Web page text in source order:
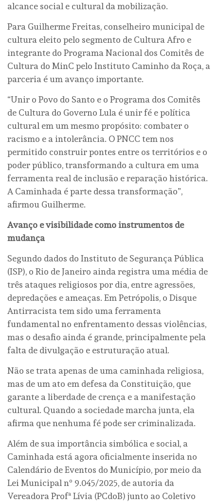
alcance social e cultural da mobilização.
Para Guilherme Freitas, conselheiro municipal de
cultura eleito pelo segmento de Cultura Afro e
integrante do Programa Nacional dos Comitês de
Cultura do MinC pelo Instituto Caminho da Roça, a
parceria é um avanço importante.
“Unir o Povo do Santo e o Programa dos Comitês
de Cultura do Governo Lula é unir fé e política
cultural em um mesmo propósito: combater o
racismo e a intolerância. O PNCC tem nos
permitido construir pontes entre os territórios e o
poder público, transformando a cultura em uma
ferramenta real de inclusão e reparação histórica.
A Caminhada é parte dessa transformação”,
afirmou Guilherme.
Avanço e visibilidade como instrumentos de
mudança
Segundo dados do Instituto de Segurança Pública
(ISP), o Rio de Janeiro ainda registra uma média de
três ataques religiosos por dia, entre agressões,
depredações e ameaças. Em Petrópolis, o Disque
Antirracista tem sido uma ferramenta
fundamental no enfrentamento dessas violências,
mas o desafio ainda é grande, principalmente pela
falta de divulgação e estruturação atual.
Não se trata apenas de uma caminhada religiosa,
mas de um ato em defesa da Constituição, que
garante a liberdade de crença e a manifestação
cultural. Quando a sociedade marcha junta, ela
afirma que nenhuma fé pode ser criminalizada.
Além de sua importância simbólica e social, a
Caminhada está agora oficialmente inserida no
Calendário de Eventos do Município, por meio da
Lei Municipal nº 9.045/2025, de autoria da
Vereadora Profª Lívia (PCdoB) junto ao Coletivo